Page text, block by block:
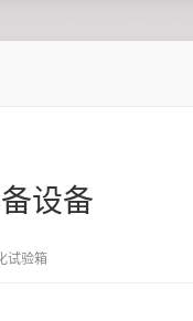
设备
试验箱